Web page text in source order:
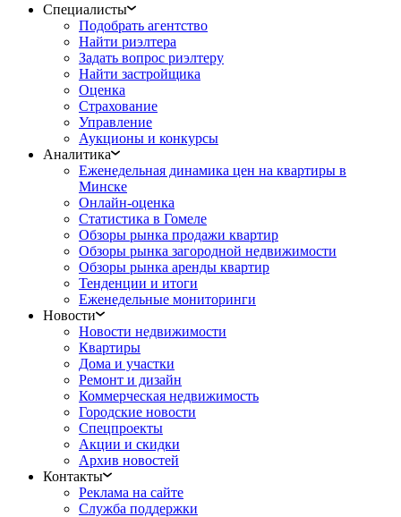
Специалисты
Подобрать агентство
Найти риэлтера
Задать вопрос риэлтеру
Найти застройщика
Оценка
Страхование
Управление
Аукционы и конкурсы
Аналитика
Еженедельная динамика цен на квартиры в
Минске
Онлайн-оценка
Статистика в Гомеле
Обзоры рынка продажи квартир
Обзоры рынка загородной недвижимости
Обзоры рынка аренды квартир
Тенденции и итоги
Еженедельные мониторинги
Новости
Новости недвижимости
Квартиры
Дома и участки
Ремонт и дизайн
Коммерческая недвижимость
Городские новости
Спецпроекты
Акции и скидки
Архив новостей
Контакты
Реклама на сайте
Служба поддержки